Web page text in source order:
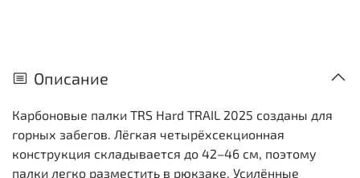
Описание
Карбоновые палки TRS Hard TRAIL 2025 созданы для
горных забегов. Лёгкая четырёхсекционная
конструкция складывается до 42–46 см, поэтому
палки легко разместить в рюкзаке. Усилённые